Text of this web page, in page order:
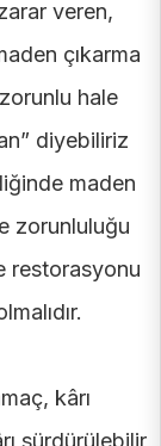
veren,
çıkarma
hale
diyebiliriz
maden
zorunluluğu
restorasyonu
kârı